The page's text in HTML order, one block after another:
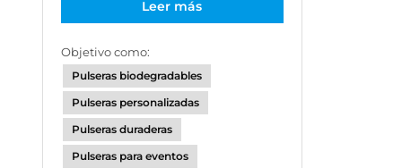
Leer más
Objetivo como:
Pulseras biodegradables
Pulseras personalizadas
Pulseras duraderas
Pulseras para eventos